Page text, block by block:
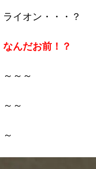
ライオン・・・？
なんだお前！？
～～～
～～
～